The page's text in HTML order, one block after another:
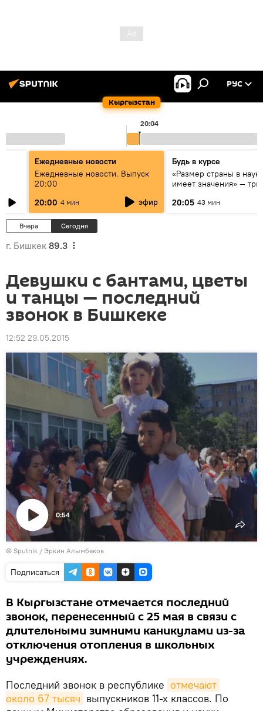
Кыргызстан
РУС
20:04
Ежедневные новости
Ежедневные новости. Выпуск
20:00
20:00 4 мин эфир
Будь в курсе
«Размер страны в
имеет значения» — три
России и Кыргызстана
20:05 43 мин
Вчера Сегодня
г. Бишкек 89.3
Девушки с бантами, цветы
и танцы — последний
звонок в Бишкеке
12:52 29.05.2015
Воспроизвести
видео
0:54
© Sputnik / Эркин Алымбеков
Подписаться
В Кыргызстане отмечается последний
звонок, перенесенный с 25 мая в связи с
длительными зимними каникулами из-за
отключения отопления в школьных
учреждениях.
Последний звонок в республике отмечают
около 67 тысяч выпускников 11-х классов. По